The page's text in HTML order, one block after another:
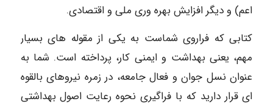
اعم) و دیگر افزایش بهره وری ملی و اقتصادی.
کتابی که فراروی شماست به یکی از مقوله های بسیار
مهم، یعنی بهداشت و ایمنی کار، پرداخته است. شما به
عنوان نسل جوان و فعال جامعه، در زمره نیروهای بالقوه
ای قرار دارید که با فراگیری نحوه رعایت اصول بهداشتی